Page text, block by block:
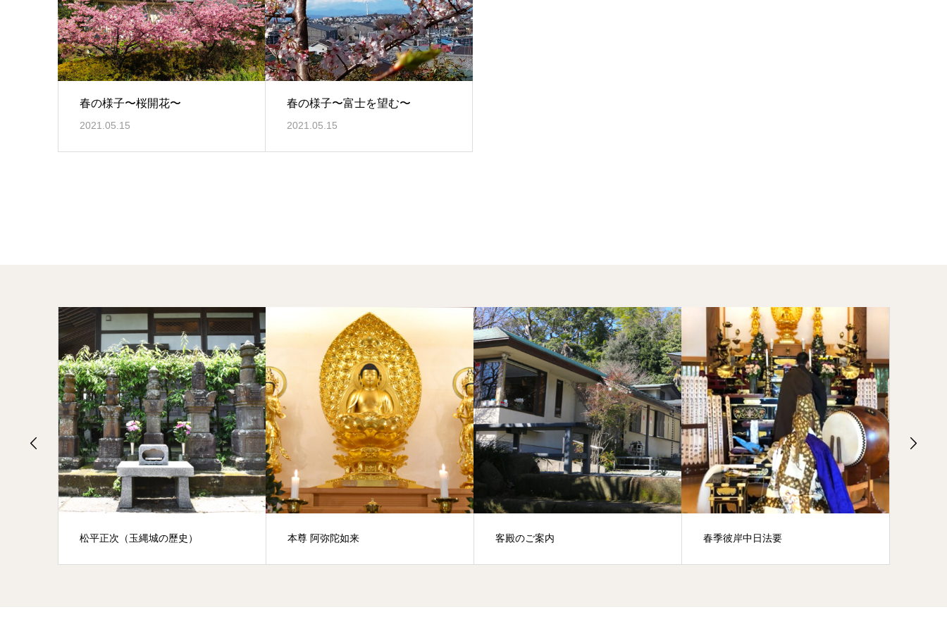
春の様子〜桜開花〜
2021.05.15
春の様子〜富士を望む〜
2021.05.15
松平正次（玉縄城の歷史） 本尊 阿弥陀如来 客殿のご案内 春季彼岸中日法要